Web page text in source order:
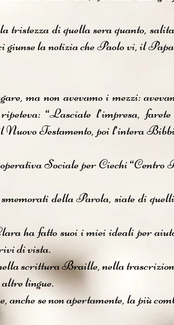
tristezza di quella sera quanto,
la notizia che Paolo vi, il
ma non avevamo i mezzi:
“Lasciate l’impresa,
Testamento, poi l’intera
Sociale per Ciechi
della Parola, siate di
ha fatto suoi i miei ideali per
di vista.
scrittura Braille, nella
altre lingue.
se non apertamente, la più